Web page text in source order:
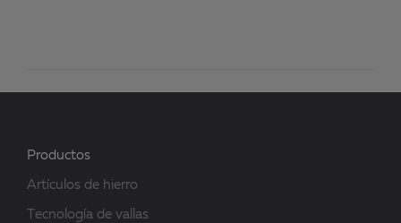
Productos
Artículos de hierro
Tecnología de vallas